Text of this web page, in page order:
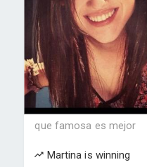
que famosa es mejor
Martina is winning